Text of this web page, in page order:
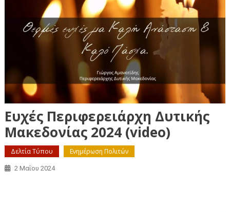
Ευχές Περιφερειάρχη Δυτικής
Μακεδονίας 2024 (video)
Δελτία Τύπου Ενημέρωση Πολιτών
2 Μαΐου 2024